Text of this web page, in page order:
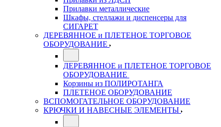
Прилавки металлические
Шкафы, стеллажи и диспенсеры для
СИГАРЕТ
ДЕРЕВЯННОЕ и ПЛЕТЕНОЕ ТОРГОВОЕ
ОБОРУДОВАНИЕ
ДЕРЕВЯННОЕ и ПЛЕТЕНОЕ ТОРГОВОЕ
ОБОРУДОВАНИЕ
Корзины из ПОЛИРОТАНГА
ПЛЕТЕНОЕ ОБОРУДОВАНИЕ
ВСПОМОГАТЕЛЬНОЕ ОБОРУДОВАНИЕ
КРЮЧКИ И НАВЕСНЫЕ ЭЛЕМЕНТЫ